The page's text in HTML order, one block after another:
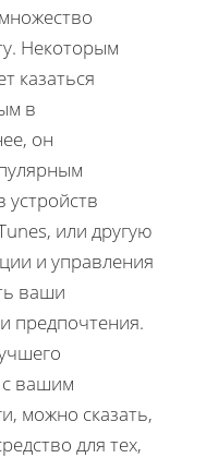
Некоторым
казаться
в
он
или другую
и управления
ваши
предпочтения.
вашим
можно сказать,
для тех,